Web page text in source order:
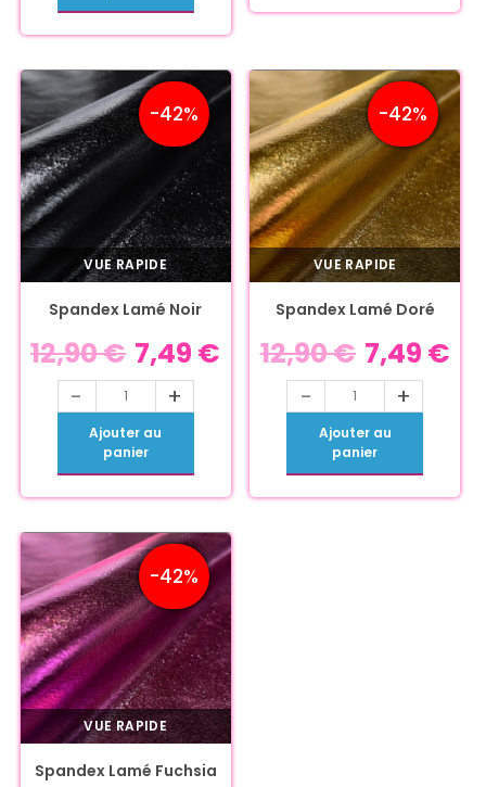
-42%
VUE RAPIDE
Spandex Lamé Noir
12,90€ 7,49 €
- +
Ajouter au
panier
-42%
VUE RAPIDE
Spandex Lamé Doré
12,90€ 7,49 €
- +
Ajouter au
panier
-42%
VUE RAPIDE
Spandex Lamé Fuchsia